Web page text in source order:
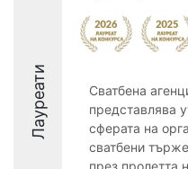
Лауреати
Сватбена
представлява
сферата на
сватбени
през пролетта